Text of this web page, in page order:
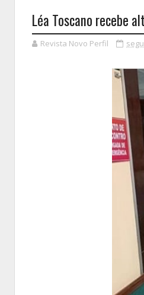
Léa Toscano recebe
Revista Novo Perfil